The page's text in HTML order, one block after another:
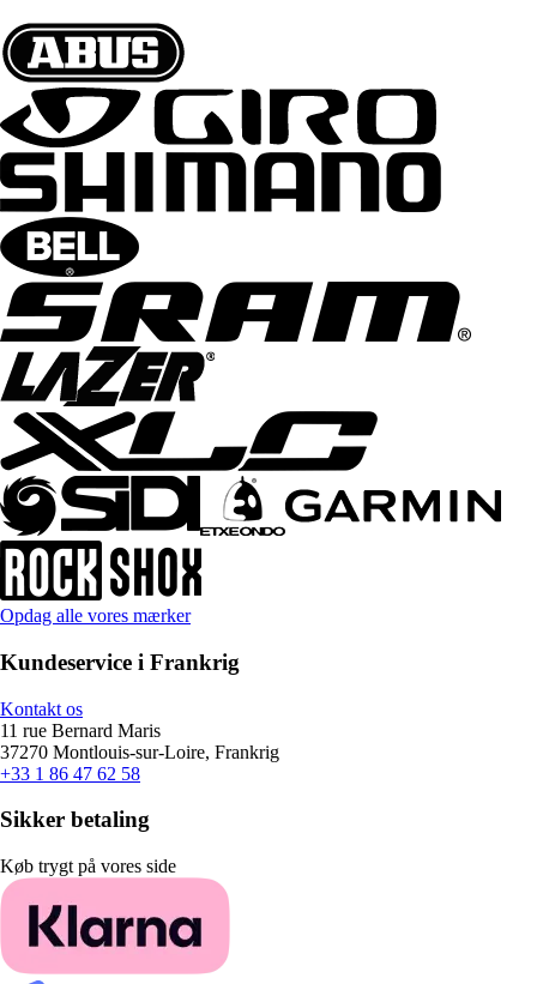
Opdag alle vores mærker
Kundeservice i Frankrig
Kontakt os
11 rue Bernard Maris
37270 Montlouis-sur-Loire, Frankrig
+33 1 86 47 62 58
Sikker betaling
Køb trygt på vores side